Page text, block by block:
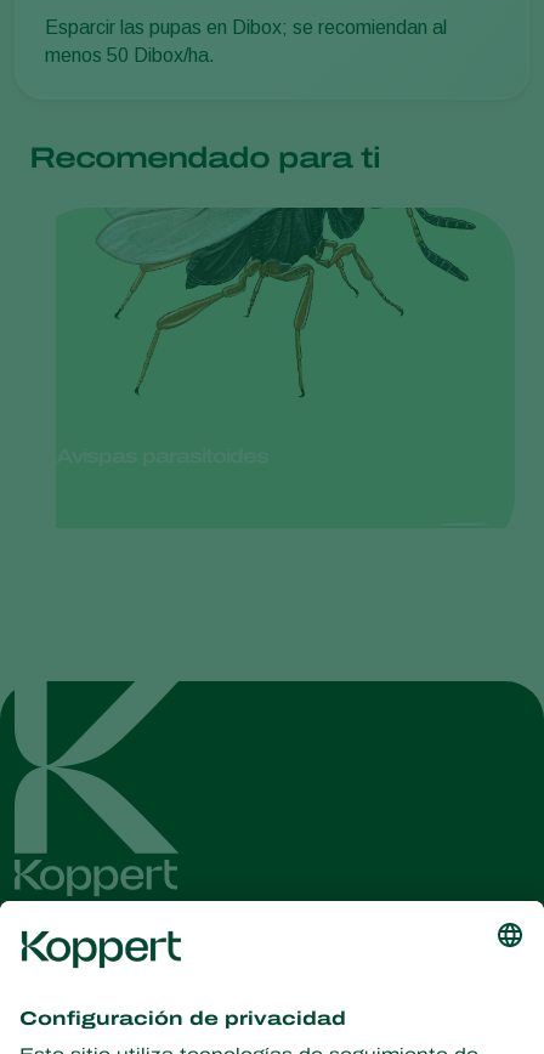
Esparcir las pupas en Dibox; se recomiendan al
menos 50 Dibox/ha.
Recomendado para ti
información